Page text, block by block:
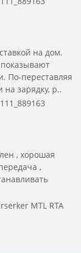
тут
Тому
працюють
Купуючи
що вони
мають
атомайзер
для
куріння.
на
якісніше
на дом.
По-переставляя
зарядку, р..
, хорошая
,
MTL RTA